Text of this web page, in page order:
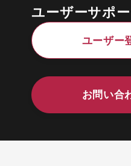
ユーザーサポー
ユーザー
お問い合